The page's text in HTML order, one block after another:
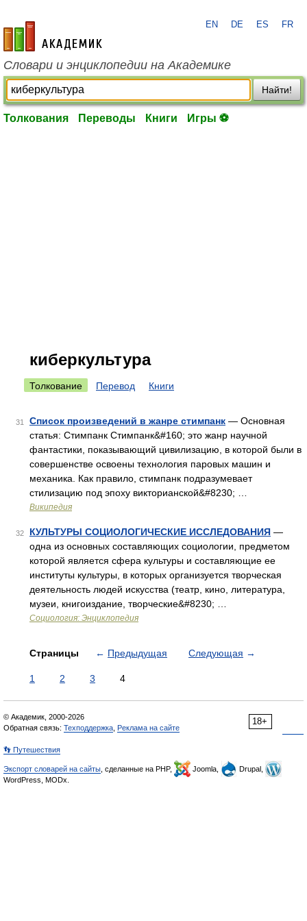
academic.ru
EN DE ES FR
Словари и энциклопедии на Академике
Найти!
Толкования Переводы Книги Игры ⚽
киберкультура
Толкование Перевод Книги
31 Список произведений в жанре стимпанк — Основная
статья: Стимпанк Стимпанк&#160; это жанр научной
фантастики, показывающий цивилизацию, в которой были в
совершенстве освоены технология паровых машин и
механика. Как правило, стимпанк подразумевает
стилизацию под эпоху викторианской&#8230; …
Википедия
32 КУЛЬТУРЫ СОЦИОЛОГИЧЕСКИЕ ИССЛЕДОВАНИЯ —
одна из основных составляющих социологии, предметом
которой является сфера культуры и составляющие ее
институты культуры, в которых организуется творческая
деятельность людей искусства (театр, кино, литература,
музеи, книгоиздание, творческие&#8230; …
Социология: Энциклопедия
Страницы ← Предыдущая Следующая →
1 2 3 4
18+
© Академик, 2000-2026
Обратная связь: Техподдержка Реклама на сайте
👣 Путешествия
Экспорт словарей на сайты , сделанные на PHP, Joomla,
Drupal,
WordPress, MODx.